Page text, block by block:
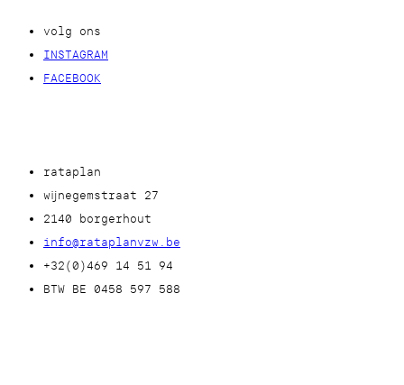
volg ons
INSTAGRAM
FACEBOOK
rataplan
wijnegemstraat 27
2140 borgerhout
info@rataplanvzw.be
+32(0)469 14 51 94
BTW BE 0458 597 588